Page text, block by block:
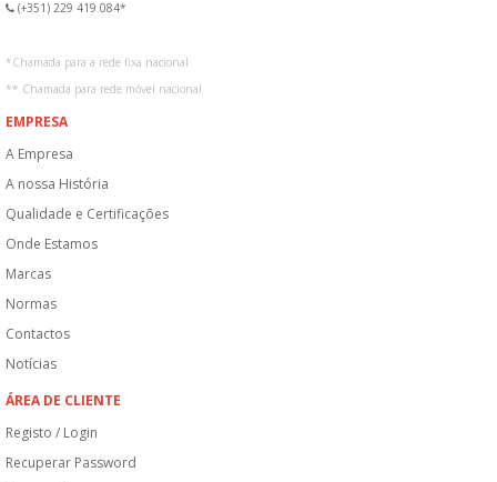
(+351) 229 419 084*
*Chamada para a rede fixa nacional
** Chamada para rede móvel nacional
EMPRESA
A Empresa
A nossa História
Qualidade e Certificações
Onde Estamos
Marcas
Normas
Contactos
Notícias
ÁREA DE CLIENTE
Registo / Login
Recuperar Password